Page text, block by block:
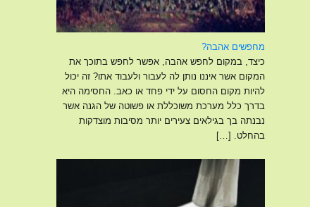
מחפשים אהבה?
כיצד, במקום לחפש אהבה, אפשר לחפש בתוכך את
המקום אשר איננו נותן לה לעבור ולעבוד אתו? זה יכול
להיות מקום החסום על ידי פחד או כאב. החסימה היא
בדרך כלל מערכת משוכללת או פשוטה של הגנה אשר
נבנתה בך בגילאים צעירים יותר מסיבות מוצדקות
בהחלט.
[…]